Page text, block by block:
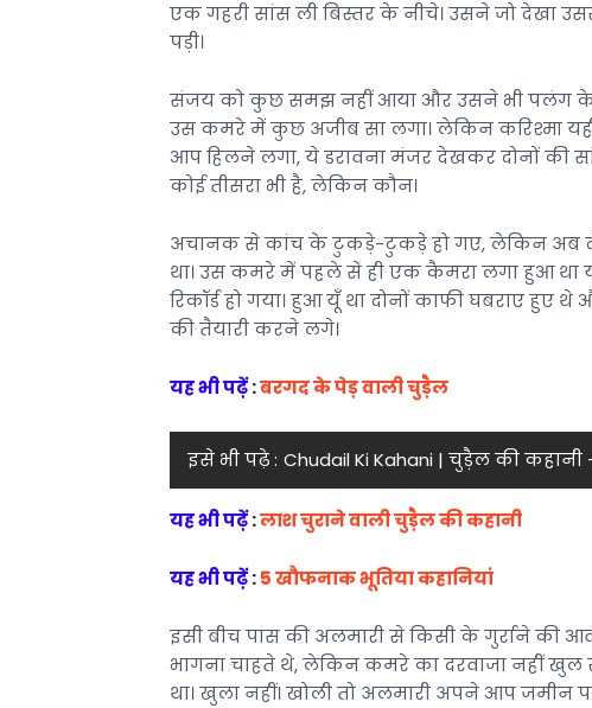
एक गहरी सांस ली बिस्तर के नीचे। उसने जो देखा
पड़ी।
संजय को कुछ समझ नहीं आया और उसने भी पलंग के
उस कमरे में कुछ अजीब सा लगा। लेकिन करिश्मा
आप हिलने लगा, ये डरावना मंजर देखकर दोनों की
कोई तीसरा भी है, लेकिन कौन।
अचानक से कांच के टुकड़े-टुकड़े हो गए, लेकिन अब
था। उस कमरे में पहले से ही एक कैमरा लगा हुआ
रिकॉर्ड हो गया। हुआ यूँ था दोनों काफी घबराए
की तैयारी करने लगे।
यह भी पढ़ें:बरगदके पेड़ वाली चुड़ैल
इसे भी पढ़े : Chudail Ki Kahani | चुड़ैल की कहानी
यह भी पढ़ें:लाश चुराने वाली चुड़ैल की कहानी
यह भी पढ़ें:5खौफनाक भूतिया कहानियां
इसी बीच पास की अलमारी से किसी के गुर्राने की
भागना चाहते थे, लेकिन कमरे का दरवाजा नहीं खुल
था। खुला नहीं। खोली तो अलमारी अपने आप जमीन